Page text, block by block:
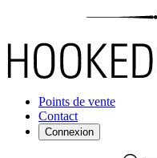
Points de vente
Contact
Connexion